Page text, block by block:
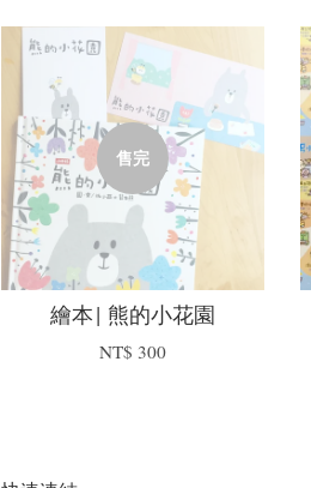
售完
繪本| 熊的小花園
NT$ 300